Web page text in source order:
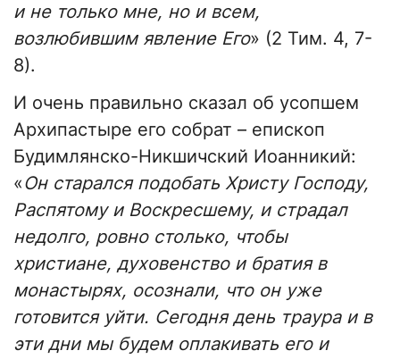
и не только мне, но и всем,
возлюбившим явление Его» (2 Тим. 4, 7-
8).
И очень правильно сказал об усопшем
Архипастыре его собрат – епископ
Будимлянско-Никшичский Иоанникий:
«Он старался подобать Христу Господу,
Распятому и Воскресшему, и страдал
недолго, ровно столько, чтобы
христиане, духовенство и братия в
монастырях, осознали, что он уже
готовится уйти. Сегодня день траура и в
эти дни мы будем оплакивать его и